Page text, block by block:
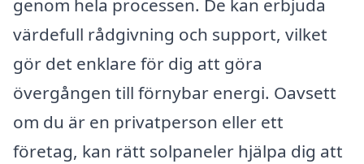
genom hela processen. De kan erbjuda
värdefull rådgivning och support, vilket
gör det enklare för dig att göra
övergången till förnybar energi. Oavsett
om du är en privatperson eller ett
företag, kan rätt solpaneler hjälpa dig att